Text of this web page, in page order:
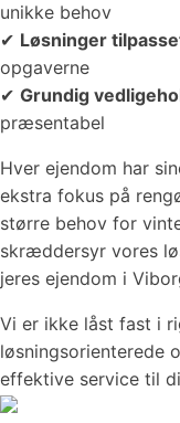
unikke behov
✔ Løsninger
opgaverne
✔ Grundig
præsentabel
Hver ejendom har
ekstra fokus på
større behov for
skræddersyr vores
jeres ejendom i
Vi er ikke låst fast i
løsningsorienterede
effektive service til